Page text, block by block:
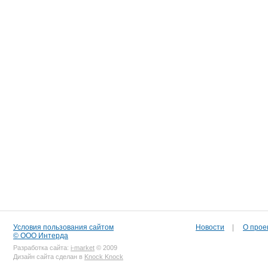
Условия пользования сайтом
© ООО Интерда
Разработка сайта: i-market © 2009
Дизайн сайта сделан в Knock Knock
Новости О